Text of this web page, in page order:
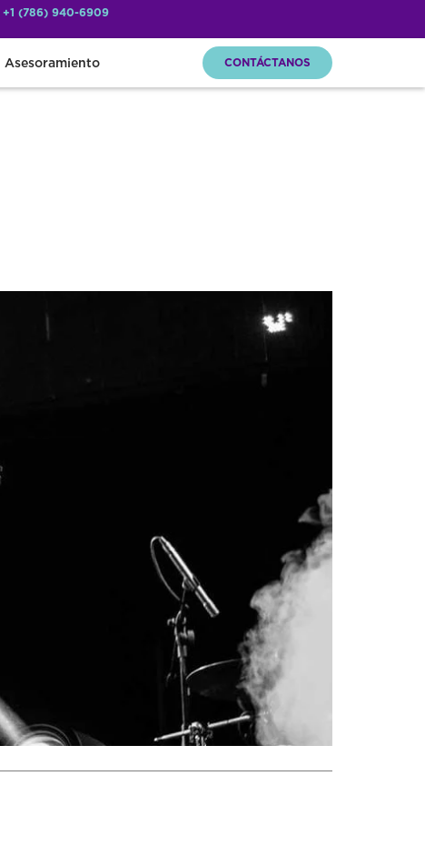
+1 (786) 940-6909
Asesoramiento CONTÁCTANOS